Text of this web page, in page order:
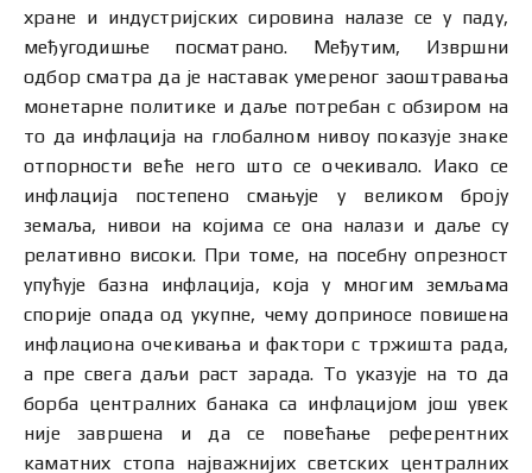
хране и индустријских сировина налазе се у паду,
међугодишње посматрано. Међутим, Извршни
одбор сматра да је наставак умереног заоштравања
монетарне политике и даље потребан с обзиром на
то да инфлација на глобалном нивоу показује знаке
отпорности веће него што се очекивало. Иако се
инфлација постепено смањује у великом броју
земаља, нивои на којима се она налази и даље су
релативно високи. При томe, на посебну опрезност
упућује базна инфлација, која у многим земљама
спорије опада од укупне, чему доприносе повишена
инфлациона очекивања и фактори с тржишта рада,
а пре свега даљи раст зарада. То указује на то да
борба централних банака са инфлацијом још увек
није завршена и да се повећање референтних
каматних стопа најважнијих светских централних